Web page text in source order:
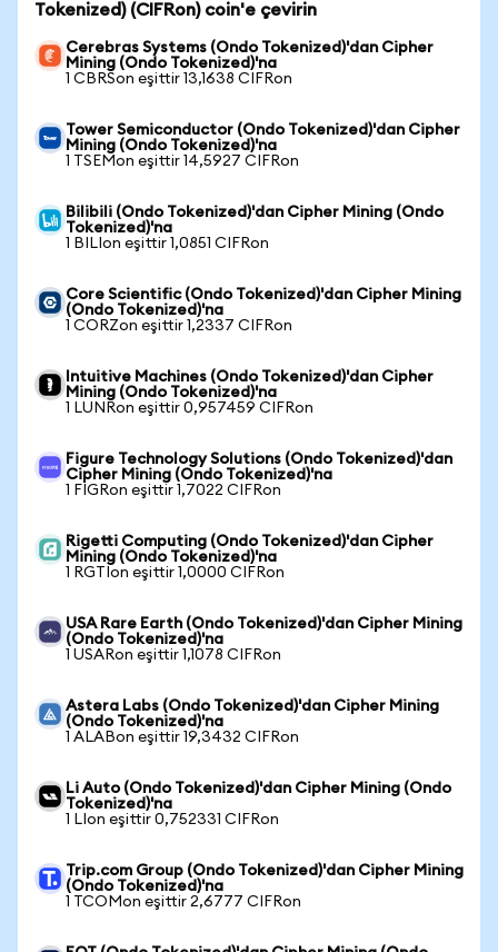
Tokenized) (CIFRon) coin'e çevirin
Cerebras Systems (Ondo Tokenized)'dan Cipher
Mining (Ondo Tokenized)'na
1 CBRSon eşittir 13,1638 CIFRon
Tower Semiconductor (Ondo Tokenized)'dan Cipher
Mining (Ondo Tokenized)'na
1 TSEMon eşittir 14,5927 CIFRon
Bilibili (Ondo Tokenized)'dan Cipher Mining (Ondo
Tokenized)'na
1 BILIon eşittir 1,0851 CIFRon
Core Scientific (Ondo Tokenized)'dan Cipher Mining
(Ondo Tokenized)'na
1 CORZon eşittir 1,2337 CIFRon
Intuitive Machines (Ondo Tokenized)'dan Cipher
Mining (Ondo Tokenized)'na
1 LUNRon eşittir 0,957459 CIFRon
Figure Technology Solutions (Ondo Tokenized)'dan
Cipher Mining (Ondo Tokenized)'na
1 FIGRon eşittir 1,7022 CIFRon
Rigetti Computing (Ondo Tokenized)'dan Cipher
Mining (Ondo Tokenized)'na
1 RGTIon eşittir 1,0000 CIFRon
USA Rare Earth (Ondo Tokenized)'dan Cipher Mining
(Ondo Tokenized)'na
1 USARon eşittir 1,1078 CIFRon
Astera Labs (Ondo Tokenized)'dan Cipher Mining
(Ondo Tokenized)'na
1 ALABon eşittir 19,3432 CIFRon
Li Auto (Ondo Tokenized)'dan Cipher Mining (Ondo
Tokenized)'na
1 LIon eşittir 0,752331 CIFRon
Trip.com Group (Ondo Tokenized)'dan Cipher Mining
(Ondo Tokenized)'na
1 TCOMon eşittir 2,6777 CIFRon